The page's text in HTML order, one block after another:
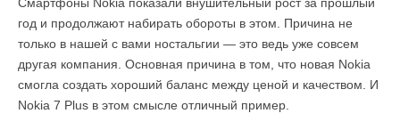
год и продолжают набирать обороты в этом. Причина не
только в нашей с вами ностальгии — это ведь уже совсем
другая компания. Основная причина в том, что новая Nokia
смогла создать хороший баланс между ценой и качеством. И
Nokia 7 Plus в этом смысле отличный пример.